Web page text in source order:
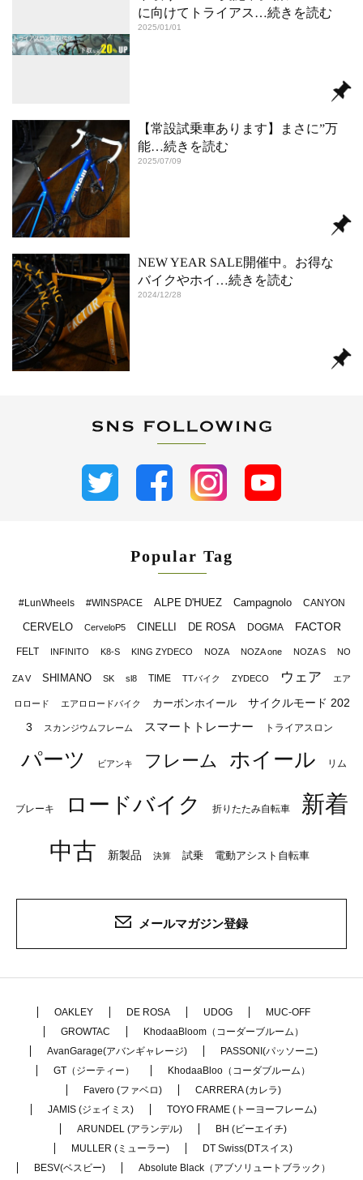
に向けてトライアス …続きを読む
2025/01/01
【常設試乗車あります】まさに”万
能…続きを読む
2025/07/09
NEW YEAR SALE開催中。お得な
バイクやホイ …続きを読む
2024/12/28
Popular Tag
#LunWheels #WINSPACE ALPE D'HUEZ Campagnolo CANYON
CERVELO CerveloP5 CINELLI DE ROSA DOGMA FACTOR
FELT INFINITO K8-S KING ZYDECO NOZA NOZA one NOZA S NO
ZA V SHIMANO SK sl8 TIME TTバイク ZYDECO ウェア エア
ロロード エアロロードバイク カーボンホイール
サイクルモード 202
3
スカンジウムフレーム スマートトレーナー トライアスロン
パーツ ビアンキ フレーム ホイール リム
ブレーキ ロードバイク 折りたたみ自転車
新着
中古
新製品 決算 試乗 電動アシスト自転車
メールマガジン登録
OAKLEY DE ROSA UDOG
MUC-OFF
GROWTAC
KhodaaBloom（コーダーブルーム）
AvanGarage(アバンギャレージ)
PASSONI(パッソーニ)
GT（ジーティー）
KhodaaBloo（コーダブルーム）
Favero (ファベロ)
CARRERA (カレラ)
JAMIS (ジェイミス)
TOYO FRAME (トーヨーフレーム)
ARUNDEL (アランデル)
BH (ビーエイチ)
MULLER (ミューラー)
DT Swiss(DTスイス)
BESV(ベスビー)
Absolute Black（アブソリュートブラック）